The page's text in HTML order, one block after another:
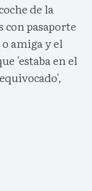
de la
con pasaporte
amiga y el
'estaba en el